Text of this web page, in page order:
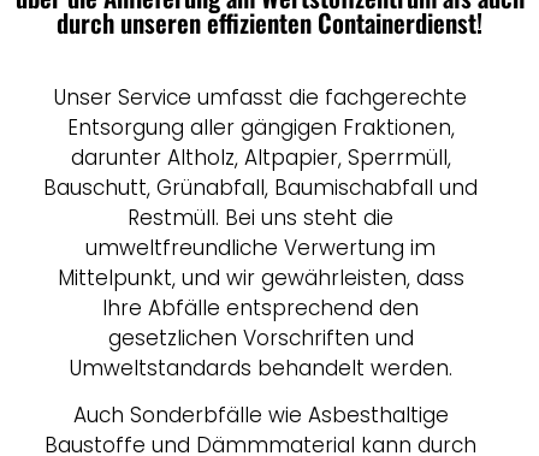
durch unseren effizienten Containerdienst!
Unser Service umfasst die fachgerechte
Entsorgung aller gängigen Fraktionen,
darunter Altholz, Altpapier, Sperrmüll,
Bauschutt, Grünabfall, Baumischabfall und
Restmüll. Bei uns steht die
umweltfreundliche Verwertung im
Mittelpunkt, und wir gewährleisten, dass
Ihre Abfälle entsprechend den
gesetzlichen Vorschriften und
Umweltstandards behandelt werden.
Auch Sonderbfälle wie Asbesthaltige
Baustoffe und Dämmmaterial kann durch